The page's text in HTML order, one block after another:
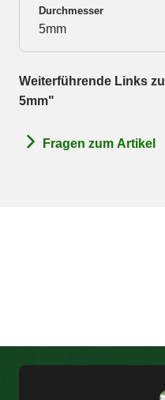
Durchmesser
5mm
Weiterführende Links
5mm"
Fragen zum Artikel